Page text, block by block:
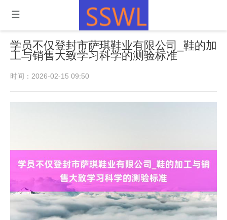
学员不仅登封市萨琪鞋业有限公司_鞋的加
工与销售大致学习科学的测验标准
时间：2026-02-15 09:50